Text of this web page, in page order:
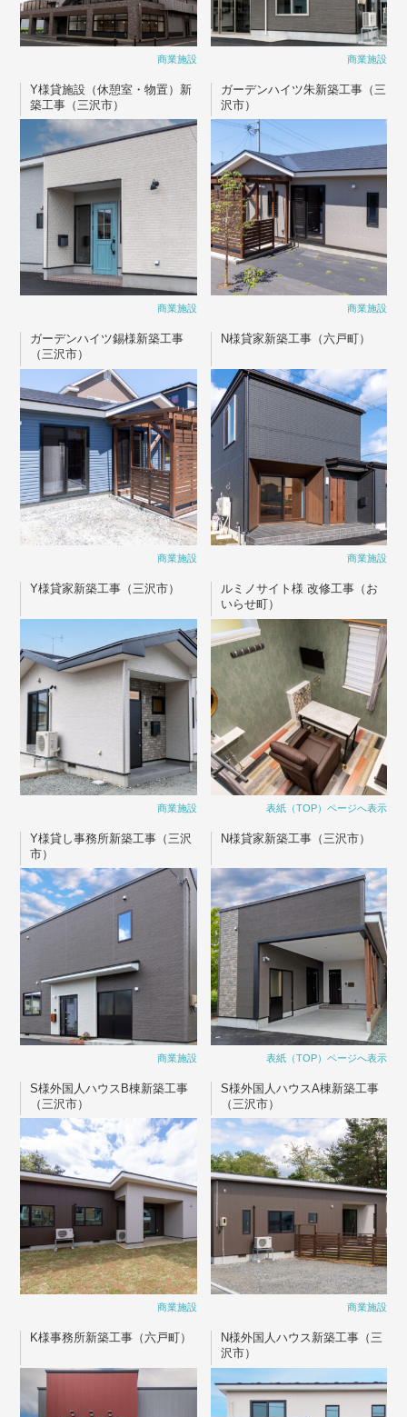
商業施設 商業施設
Y様貸施設（休憩室・物置）新
築工事（三沢市）
商業施設
ガーデンハイツ朱新築工事（三
沢市）
商業施設
ガーデンハイツ錫様新築工事
（三沢市）
商業施設
N様貸家新築工事（六戸町）
商業施設
Y様貸家新築工事（三沢市）
商業施設
ルミノサイト様 改修工事（お
いらせ町）
表紙（TOP）ページへ表示
Y様貸し事務所新築工事（三沢
市）
商業施設
N様貸家新築工事（三沢市）
表紙（TOP）ページへ表示
S様外国人ハウスB棟新築工事
（三沢市）
商業施設
S様外国人ハウスA棟新築工事
（三沢市）
商業施設
K様事務所新築工事（六戸町）
N様外国人ハウス新築工事（三
沢市）